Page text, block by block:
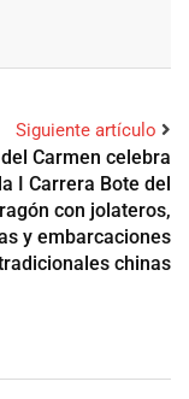
Siguiente artículo
Carmen celebra
la I Carrera Bote del
con jolateros,
y embarcaciones
chinas